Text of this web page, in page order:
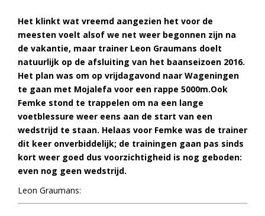
Het klinkt wat vreemd aangezien het voor de
meesten voelt alsof we net weer begonnen zijn na
de vakantie, maar trainer Leon Graumans doelt
natuurlijk op de afsluiting van het baanseizoen 2016.
Het plan was om op vrijdagavond naar Wageningen
te gaan met Mojalefa voor een rappe 5000m.Ook
Femke stond te trappelen om na een lange
voetblessure weer eens aan de start van een
wedstrijd te staan. Helaas voor Femke was de trainer
dit keer onverbiddelijk; de trainingen gaan pas sinds
kort weer goed dus voorzichtigheid is nog geboden:
even nog geen wedstrijd.
Leon Graumans: